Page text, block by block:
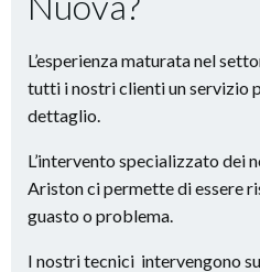
L’esperienza maturata nel
tutti i nostri clienti un servizio
dettaglio.
L’intervento specializzato dei
Ariston ci permette di essere
guasto o problema.
I nostri tecnici intervengono